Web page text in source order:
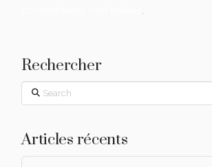
Rechercher
Search
Articles récents